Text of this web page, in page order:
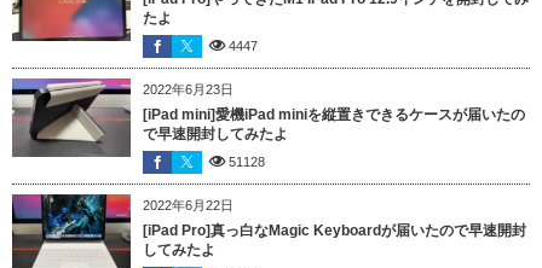
たよ
4447
2022年6月23日
[iPad mini]愛機iPad miniを縦置きできるケースが届いたの
で早速開封してみたよ
51128
2022年6月22日
[iPad Pro]真っ白なMagic Keyboardが届いたので早速開封
してみたよ